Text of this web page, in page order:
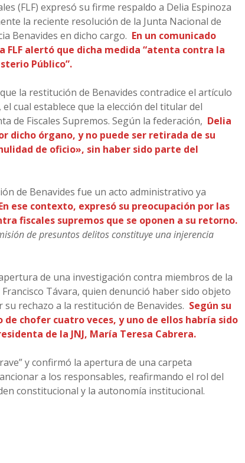
(FLF) expresó su firme respaldo a Delia Espinoza
la reciente resolución de la Junta Nacional de
Benavides en dicho cargo. En un comunicado
FLF alertó que dicha medida “atenta contra la
Público”.
la restitución de Benavides contradice el artículo
cual establece que la elección del titular del
de Fiscales Supremos. Según la federación, Delia
dicho órgano, y no puede ser retirada de su
de oficio», sin haber sido parte del
de Benavides fue un acto administrativo ya
ese contexto, expresó su preocupación por las
fiscales supremos que se oponen a su retorno.
de presuntos delitos constituye una injerencia
de una investigación contra miembros de la
Távara, quien denunció haber sido objeto
rechazo a la restitución de Benavides. Según su
chofer cuatro veces, y uno de ellos habría sido
de la JNJ, María Teresa Cabrera.
y confirmó la apertura de una carpeta
a los responsables, reafirmando el rol del
constitucional y la autonomía institucional.